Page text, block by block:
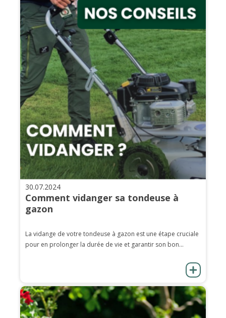
30.07.2024
Comment vidanger sa tondeuse à
gazon
La vidange de votre tondeuse à gazon est une étape cruciale
pour en prolonger la durée de vie et garantir son bon...